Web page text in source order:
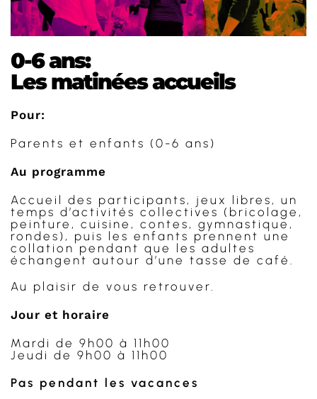
0-6 ans:
Les matinées accueils
Pour:
Parents et enfants (0-6 ans)
Au programme
Accueil des participants, jeux libres, un
temps d’activités collectives (bricolage,
peinture, cuisine, contes, gymnastique,
rondes), puis les enfants prennent une
collation pendant que les adultes
échangent autour d’une tasse de café.
Au plaisir de vous retrouver.
Jour et horaire
Mardi de 9h00 à 11h00
Jeudi de 9h00 à 11h00
Pas pendant les vacances